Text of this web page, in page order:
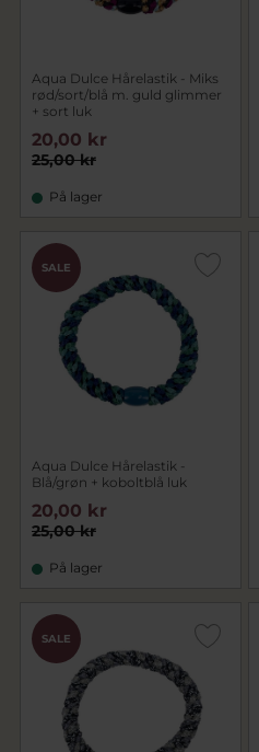
Aqua Dulce Hårelastik - Miks
rød/sort/blå m. guld glimmer
+ sort luk
25,00 kr
20,00 kr
På lager
SALE
Aqua Dulce Hårelastik -
Blå/grøn + koboltblå luk
25,00 kr
20,00 kr
På lager
SALE